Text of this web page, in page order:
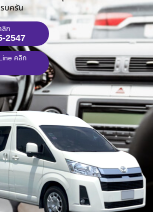
บครัน
ลิก
2547
คลิก